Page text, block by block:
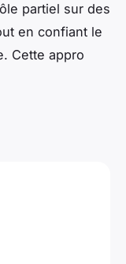
partiel sur des
en confiant le
Cette appro